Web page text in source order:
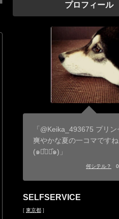
プロフィール
「@Keika_493675 プリン
爽やかな夏の一コマですね
(๑･̑◡･̑๑)」
何シテル？
SELFSERVICE
[ 東京都 ]